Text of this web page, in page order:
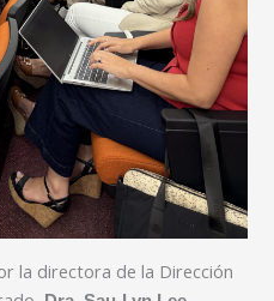
la directora de la Dirección